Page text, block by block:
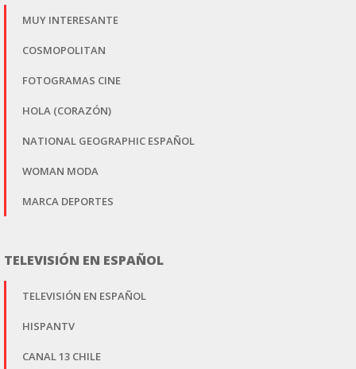
MUY INTERESANTE
COSMOPOLITAN
FOTOGRAMAS CINE
HOLA (CORAZÓN)
NATIONAL GEOGRAPHIC ESPAÑOL
WOMAN MODA
MARCA DEPORTES
TELEVISIÓN EN ESPAÑOL
TELEVISIÓN EN ESPAÑOL
HISPANTV
CANAL 13 CHILE